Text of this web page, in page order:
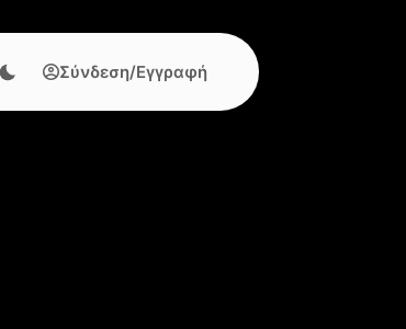
Σύνδεση/Εγγραφή